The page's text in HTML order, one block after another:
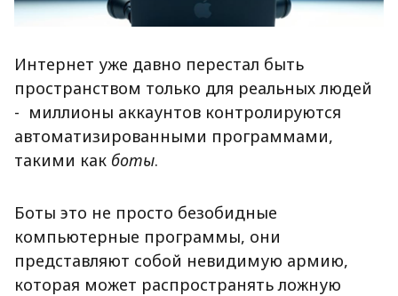
Интернет уже давно перестал быть
пространством только для реальных людей
- миллионы аккаунтов контролируются
автоматизированными программами,
такими как боты.
Боты это не просто безобидные
компьютерные программы, они
представляют собой невидимую армию,
которая может распространять ложную